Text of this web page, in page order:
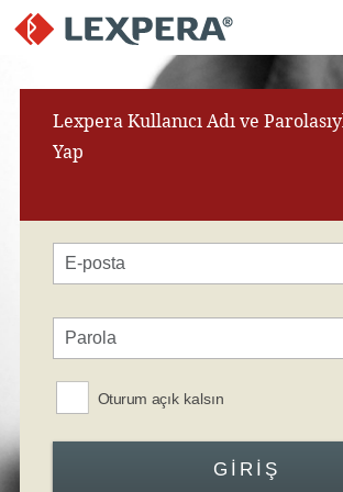
Lexpera Kullanıcı Adı ve
Yap
Oturum açık kalsın
GIRIŞ